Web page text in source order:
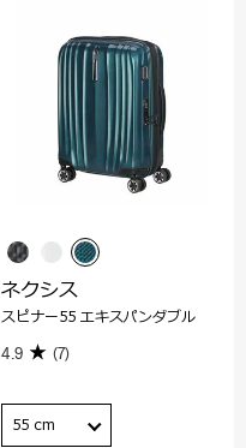
ネクシス
スピナー55 エキスパンダブル
4.9 (7)
55 cm